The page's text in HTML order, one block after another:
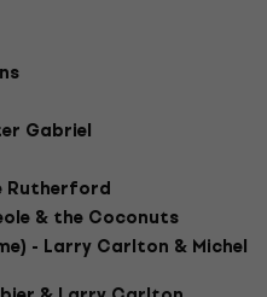
Gabriel
Rutherford
& the Coconuts
- Larry Carlton & Michel